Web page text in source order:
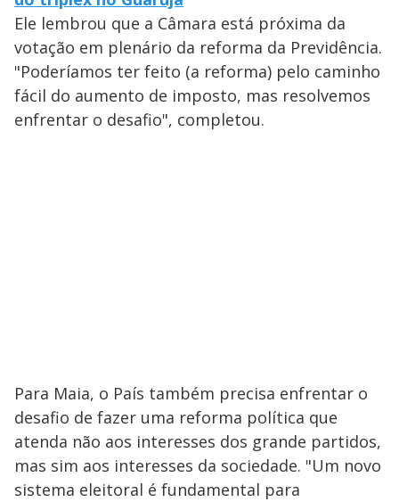
Ele lembrou que a Câmara está próxima da
votação em plenário da reforma da Previdência.
"Poderíamos ter feito (a reforma) pelo caminho
fácil do aumento de imposto, mas resolvemos
enfrentar o desafio", completou.
Para Maia, o País também precisa enfrentar o
desafio de fazer uma reforma política que
atenda não aos interesses dos grande partidos,
mas sim aos interesses da sociedade. "Um novo
sistema eleitoral é fundamental para